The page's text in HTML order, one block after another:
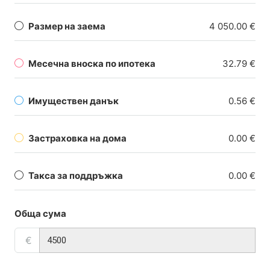
Размер на заема 4 050.00 €
Месечна вноска по ипотека 32.79 €
Имуществен данък 0.56 €
Застраховка на дома 0.00 €
Такса за поддръжка 0.00 €
Обща сума
€